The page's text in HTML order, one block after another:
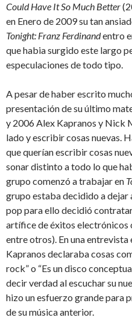
Could Have It So Much Better
en Enero de 2009 su tan
Tonight: Franz Ferdinandentro
que habia surgido este largo
especulaciones de todo tipo.
A pesar de haber escrito
presentación de su último
y 2006 Alex Kapranos y Nick
lado y escribir cosas nuevas.
que querían escribir cosas
sonar distinto a todo lo que
grupo comenzó a trabajar en
grupo estaba decidido a dejar
pop para ello decidió
artífice de éxitos electrónicos
entre otros). En una
Kapranos declaraba cosas
rock” o “Es un disco
decir verdad al escuchar su
hizo un esfuerzo grande para
de su música anterior.